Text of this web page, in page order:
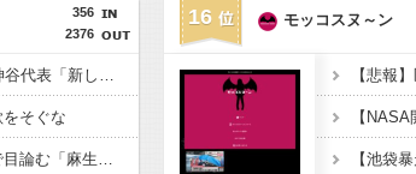
356
2376
参政党、福岡県議選に30人擁立方針 神谷代表「新しい選択肢を」
をそぐな
【女性自身】高市首相、秋の内閣改造で目論む「麻生支配からの脱却」…茂木敏充氏も小林鷹之氏もクビ
16 モッコスヌ～ン